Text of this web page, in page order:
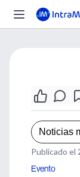
Noticias
Publicado el
Evento